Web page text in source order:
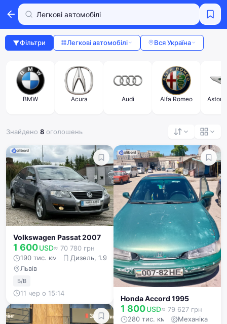
Фільтри Легкові автомобілі Вся Україна
BMW Acura Audi Alfa Romeo Aston
Знайдено 8 оголошень
Volkswagen Passat 2007
1 600USD≈ 70 780 грн
190 тис. км
Дизель, 1.9 л
Львів
Б/В
11 чер о 15:14
Honda Accord 1995
1 800USD≈ 79 627 грн
280 тис. км
Механіка